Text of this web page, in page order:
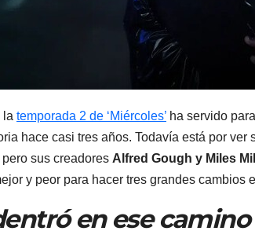
la temporada 2 de ‘Miércoles’ ha servido
hace casi tres años. Todavía está por
sus creadores Alfred Gough y Miles
y peor para hacer tres grandes cambios
en ese